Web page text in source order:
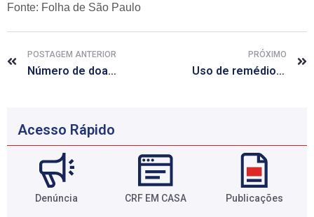
Fonte: Folha de São Paulo
POSTAGEM ANTERIOR
Número de doadores de órgãos no Brasil tem queda no 1° trimestre
PRÓXIMO
Uso de remédio que previne HIV ganha adeptos no Brasil e pode chegar ao SUS
Acesso Rápido
Denúncia CRF EM CASA Publicações